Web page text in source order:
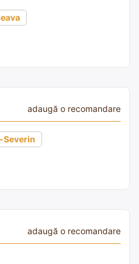
adaugă o recomandare
Severin
adaugă o recomandare